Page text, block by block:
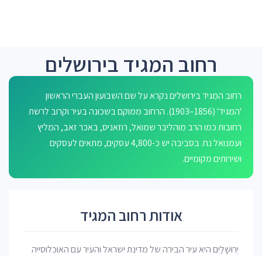
רחוב המגיד בירושלים
רחוב המגיד בירושלים נקרא על שם השבועון העברי הראשון
'המגיד' (1856–1903). הרחוב ממוקם בשכונה בעיר וקרוב לרשת
רחובות כמו הרב מוהליבר שמואל, רוזאניס, באכר זאב, המליץ
ועמנואל נח. בסביבה יש כ-4,800 עסקים, מתאים לעסקים
ושירותים מקומיים.
אודות רחוב המגיד
יְרוּשָׁלַיִם היא עיר הבירה של מדינת ישראל והעיר עם האוכלוסייה